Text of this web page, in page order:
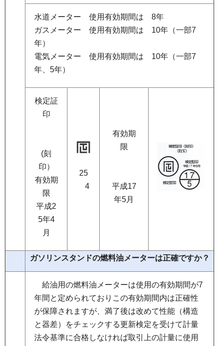
水道メーター 使用有効期間は 8年
ガスメーター
使用有効期間は 10年（一部7
年）
電気メーター
使用有効期間は 10年（一部7
年、5年）
検定証
印
(刻
印）
有効期
限
平成2
5年4
月
25
4
有効期
限
平成17
年5月
ガソリンスタンドの燃料油メーターは正確ですか？
給油用の燃料油メーターは使用の有効期間が7
年間と定められておりこの有効期間内は正確性
が保障されますが、満了後は改めて性能（構造
と器差）をチェックする更新検定を受けて計量
法令基準に合格しなければ取引上の計量に使用